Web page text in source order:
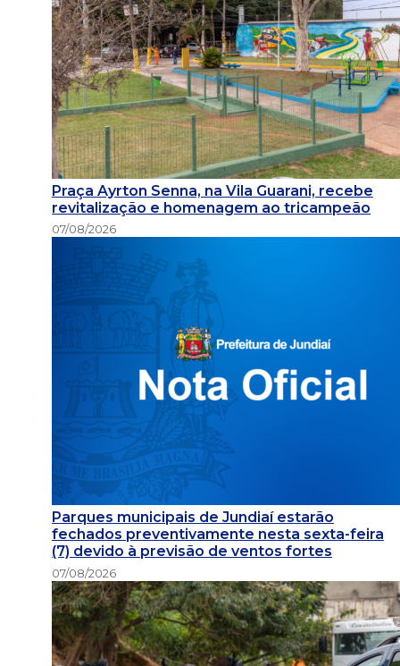
Praça Ayrton Senna, na Vila Guarani, recebe
revitalização e homenagem ao tricampeão
07/08/2026
Parques municipais de Jundiaí estarão
fechados preventivamente nesta sexta-feira
(7) devido à previsão de ventos fortes
07/08/2026